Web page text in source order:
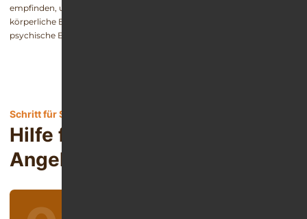
empfinden, um zurück ins “normale” Leben zu kehren. Die rein
körperliche Entzugsdauer ist in der Regel jedoch kürzer als die
psychische Entwöhnungsphase.
Schritt für Schritt aus der Sucht
Hilfe für Betroffene und
Angehörige